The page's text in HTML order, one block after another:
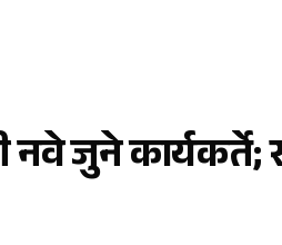
जुने कार्यकर्ते;